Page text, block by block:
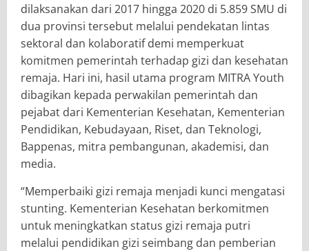
dilaksanakan dari 2017 hingga 2020 di 5.859 SMU di
dua provinsi tersebut melalui pendekatan lintas
sektoral dan kolaboratif demi memperkuat
komitmen pemerintah terhadap gizi dan kesehatan
remaja. Hari ini, hasil utama program MITRA Youth
dibagikan kepada perwakilan pemerintah dan
pejabat dari Kementerian Kesehatan, Kementerian
Pendidikan, Kebudayaan, Riset, dan Teknologi,
Bappenas, mitra pembangunan, akademisi, dan
media.
​“Memperbaiki gizi remaja menjadi kunci mengatasi
stunting. Kementerian Kesehatan berkomitmen
untuk meningkatkan status gizi remaja putri
melalui pendidikan gizi seimbang dan pemberian